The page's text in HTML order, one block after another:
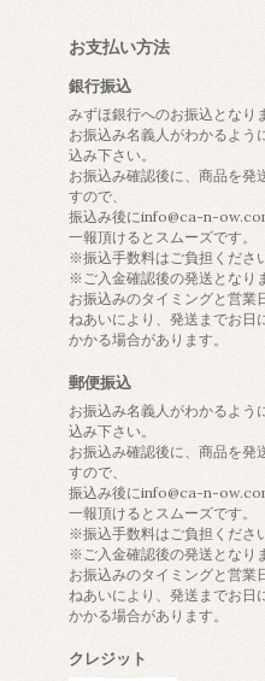
お支払い方法
銀行振込
みずほ銀行へのお振込となり
お振込み名義人がわかるよう
込み下さい。
お振込み確認後に、商品を発
すので、
振込み後にinfo@ca-n-
一報頂けるとスムーズです。
※振込手数料はご負担くださ
※ご入金確認後の発送となり
お振込みのタイミングと営業
ねあいにより、発送までお日
かかる場合があります。
郵便振込
お振込み名義人がわかるよう
込み下さい。
お振込み確認後に、商品を発
すので、
振込み後にinfo@ca-n-
一報頂けるとスムーズです。
※振込手数料はご負担くださ
※ご入金確認後の発送となり
お振込みのタイミングと営業
ねあいにより、発送までお日
かかる場合があります。
クレジット